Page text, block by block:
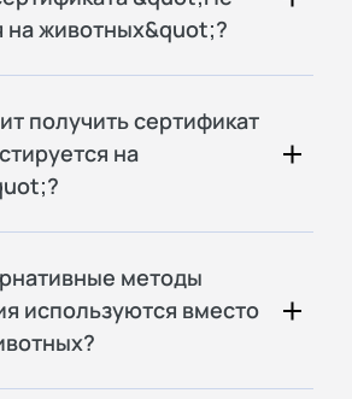
на животных&quot;?
получить сертификат
на
методы
используются вместо